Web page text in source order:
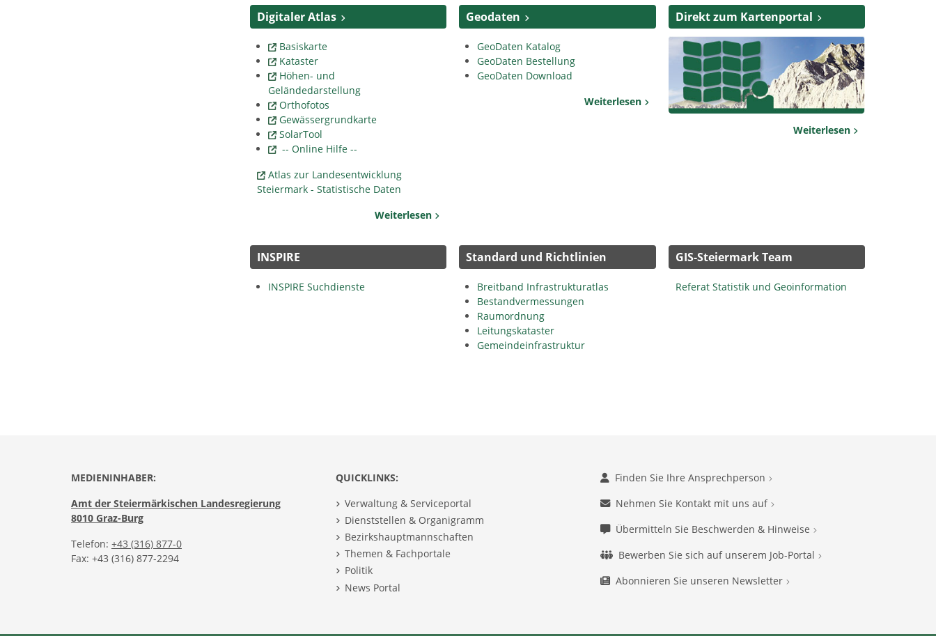
Digitaler Atlas
Basiskarte
Kataster
Höhen- und
Geländedarstellung
Orthofotos
Gewässergrundkarte
SolarTool
-- Online Hilfe --
Atlas zur Landesentwicklung
Steiermark - Statistische Daten
Weiterlesen
Geodaten
GeoDaten Katalog
GeoDaten Bestellung
GeoDaten Download
Weiterlesen
Direkt zum Kartenportal
Weiterlesen
INSPIRE
INSPIRE Suchdienste
Standard und Richtlinien
Breitband Infrastrukturatlas
Bestandvermessungen
Raumordnung
Leitungskataster
Gemeindeinfrastruktur
GIS-Steiermark Team
Referat Statistik und Geoinformation
MEDIENINHABER:
Amt der Steiermärkischen Landesregierung
8010 Graz-Burg
Telefon: +43 (316) 877-0
Fax: +43 (316) 877-2294
QUICKLINKS:
Verwaltung & Serviceportal
Dienststellen & Organigramm
Bezirkshauptmannschaften
Themen & Fachportale
Politik
News Portal
Finden Sie Ihre Ansprechperson
Nehmen Sie Kontakt mit uns auf
Übermitteln Sie Beschwerden & Hinweise
Bewerben Sie sich auf unserem Job-Portal
Abonnieren Sie unseren Newsletter